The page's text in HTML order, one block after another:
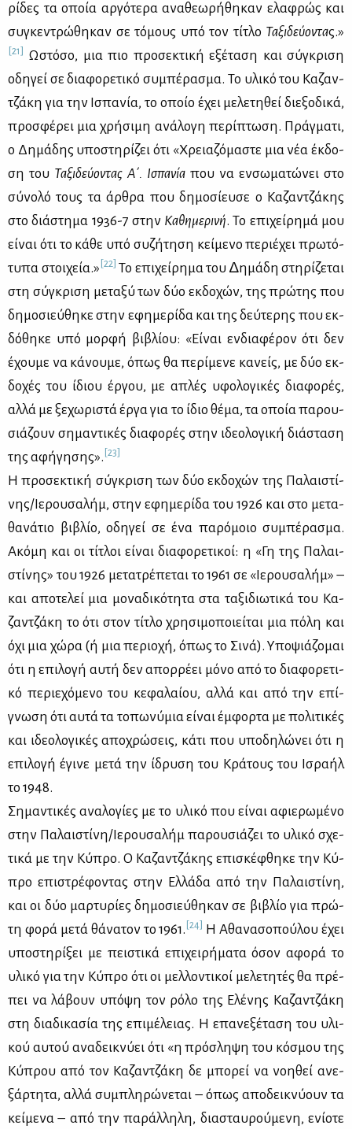
ρί­δες τα οποία αρ­γό­τε­ρα ανα­θε­ω­ρή­θη­καν ελα­φρώς και
συ­γκε­ντρώ­θη­καν σε τό­μους υπό τον τί­τλο Τα­ξι­δεύ­ο­ντας.»
[21] Ωστό­σο, μια πιο προ­σε­κτι­κή εξέ­τα­ση και σύ­γκρι­ση
οδη­γεί σε δια­φο­ρε­τι­κό συ­μπέ­ρα­σμα. Το υλι­κό του Κα­ζαν­
τζά­κη για την Ισπα­νία, το οποίο έχει με­λε­τη­θεί διε­ξο­δι­κά,
προ­σφέ­ρει μια χρή­σι­μη ανά­λο­γη πε­ρί­πτω­ση. Πράγ­μα­τι,
ο Δη­μά­δης υπο­στη­ρί­ζει ότι «Χρεια­ζό­μα­στε μια νέα έκ­δο­
ση του Τα­ξι­δεύ­ο­ντας Α΄. Ισπα­νία που να εν­σω­μα­τώ­νει στο
σύ­νο­λό τους τα άρ­θρα που δη­μο­σί­ευ­σε ο Κα­ζαν­τζά­κης
στο διά­στη­μα 1936-7 στην Κα­θη­με­ρι­νή. Το επι­χεί­ρη­μά μου
εί­ναι ότι το κά­θε υπό συ­ζή­τη­ση κεί­με­νο πε­ριέ­χει πρω­τό­
τυ­πα στοι­χεία.» [22] Το επι­χεί­ρη­μα του ∆ημά­δη στη­ρί­ζε­ται
στη σύ­γκρι­ση με­τα­ξύ των δύο εκ­δο­χών, της πρώ­της που
δη­μο­σιεύ­θη­κε στην εφη­με­ρί­δα και της δεύ­τε­ρης που εκ­
δό­θη­κε υπό μορ­φή βι­βλί­ου: «Εί­ναι εν­δια­φέ­ρον ότι δεν
έχου­με να κά­νου­με, όπως θα πε­ρί­με­νε κα­νείς, με δύο εκ­
δο­χές του ίδιου έρ­γου, με απλές υφο­λο­γι­κές δια­φο­ρές,
αλ­λά με ξε­χω­ρι­στά έρ­γα για το ίδιο θέ­μα, τα οποία πα­ρου­
σιά­ζουν ση­μα­ντι­κές δια­φο­ρές στην ιδε­ο­λο­γι­κή διά­στα­ση
της αφή­γη­σης». [23]
Η προ­σε­κτι­κή σύ­γκρι­ση των δύο εκ­δο­χών της Πα­λαι­στί­
νης/Ιε­ρου­σα­λήμ, στην εφη­με­ρί­δα του 1926 και στο με­τα­
θα­νά­τιο βι­βλίο, οδη­γεί σε ένα πα­ρό­μοιο συ­μπέ­ρα­σμα.
Ακό­μη και οι τί­τλοι εί­ναι δια­φο­ρε­τι­κοί: η «Γη της Πα­λαι­
στί­νης» του 1926 με­τα­τρέ­πε­ται το 1961 σε «Ιε­ρου­σα­λήμ» –
και απο­τε­λεί μια μο­να­δι­κό­τη­τα στα τα­ξι­διω­τι­κά του Κα­
ζαν­τζά­κη το ότι στον τί­τλο χρη­σι­μο­ποιεί­ται μια πό­λη και
όχι μια χώ­ρα (ή μια πε­ριο­χή, όπως το Σι­νά). Υπο­ψιά­ζο­μαι
ότι η επι­λο­γή αυ­τή δεν απορ­ρέ­ει μό­νο από το δια­φο­ρε­τι­
κό πε­ριε­χό­με­νο του κε­φα­λαί­ου, αλ­λά και από την επί­
γνω­ση ότι αυ­τά τα το­πω­νύ­μια εί­ναι έμ­φορ­τα με πο­λι­τι­κές
και ιδε­ο­λο­γι­κές απο­χρώ­σεις, κά­τι που υπο­δη­λώ­νει ότι η
επι­λο­γή έγι­νε με­τά την ίδρυ­ση του Κρά­τους του Ισ­ρα­ήλ
το 1948.
Ση­μα­ντι­κές ανα­λο­γί­ες με το υλι­κό που εί­ναι αφιε­ρω­μέ­νο
στην Πα­λαι­στί­νη/Ιε­ρου­σα­λήμ πα­ρου­σιά­ζει το υλι­κό σχε­
τι­κά με την Κύ­προ. Ο Κα­ζαν­τζά­κης επι­σκέ­φθη­κε την Κύ­
προ επι­στρέ­φο­ντας στην Ελ­λά­δα από την Πα­λαι­στί­νη,
και οι δύο μαρ­τυ­ρί­ες δη­μο­σιεύ­θη­καν σε βι­βλίο για πρώ­
τη φο­ρά με­τά θά­να­τον το 1961. [24] Η Αθα­να­σο­πού­λου έχει
υπο­στη­ρί­ξει με πει­στι­κά επι­χει­ρή­μα­τα όσον αφο­ρά το
υλι­κό για την Κύ­προ ότι οι μελ­λο­ντι­κοί με­λε­τη­τές θα πρέ­
πει να λά­βουν υπό­ψη τον ρό­λο της Ελέ­νης Κα­ζαν­τζά­κη
στη δια­δι­κα­σία της επι­μέ­λειας. Η επα­νε­ξέ­τα­ση του υλι­
κού αυ­τού ανα­δει­κνύ­ει ότι «η πρό­σλη­ψη του κό­σμου της
Κύ­πρου από τον Κα­ζαν­τζά­κη δε μπο­ρεί να νοη­θεί ανε­
ξάρ­τη­τα, αλ­λά συ­μπλη­ρώ­νε­ται – όπως απο­δει­κνύ­ουν τα
κεί­με­να – από την πα­ράλ­λη­λη, δια­σταυ­ρού­με­νη, ενί­ο­τε